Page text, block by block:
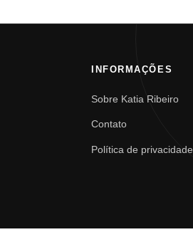
INFORMAÇÕES
Sobre Katia Ribeiro
Contato
Política de privacidade